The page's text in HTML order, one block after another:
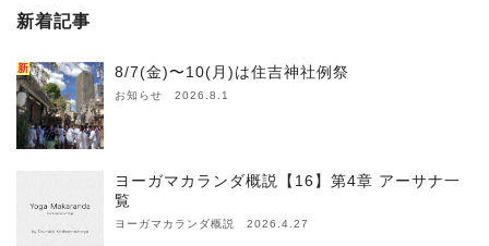
新着記事
新 8/7(金)〜10(月)は住吉神社例祭
お知らせ 2026.8.1
ヨーガマカランダ概説【16】第4章 アーサナ一
覧
ヨーガマカランダ概説 2026.4.27